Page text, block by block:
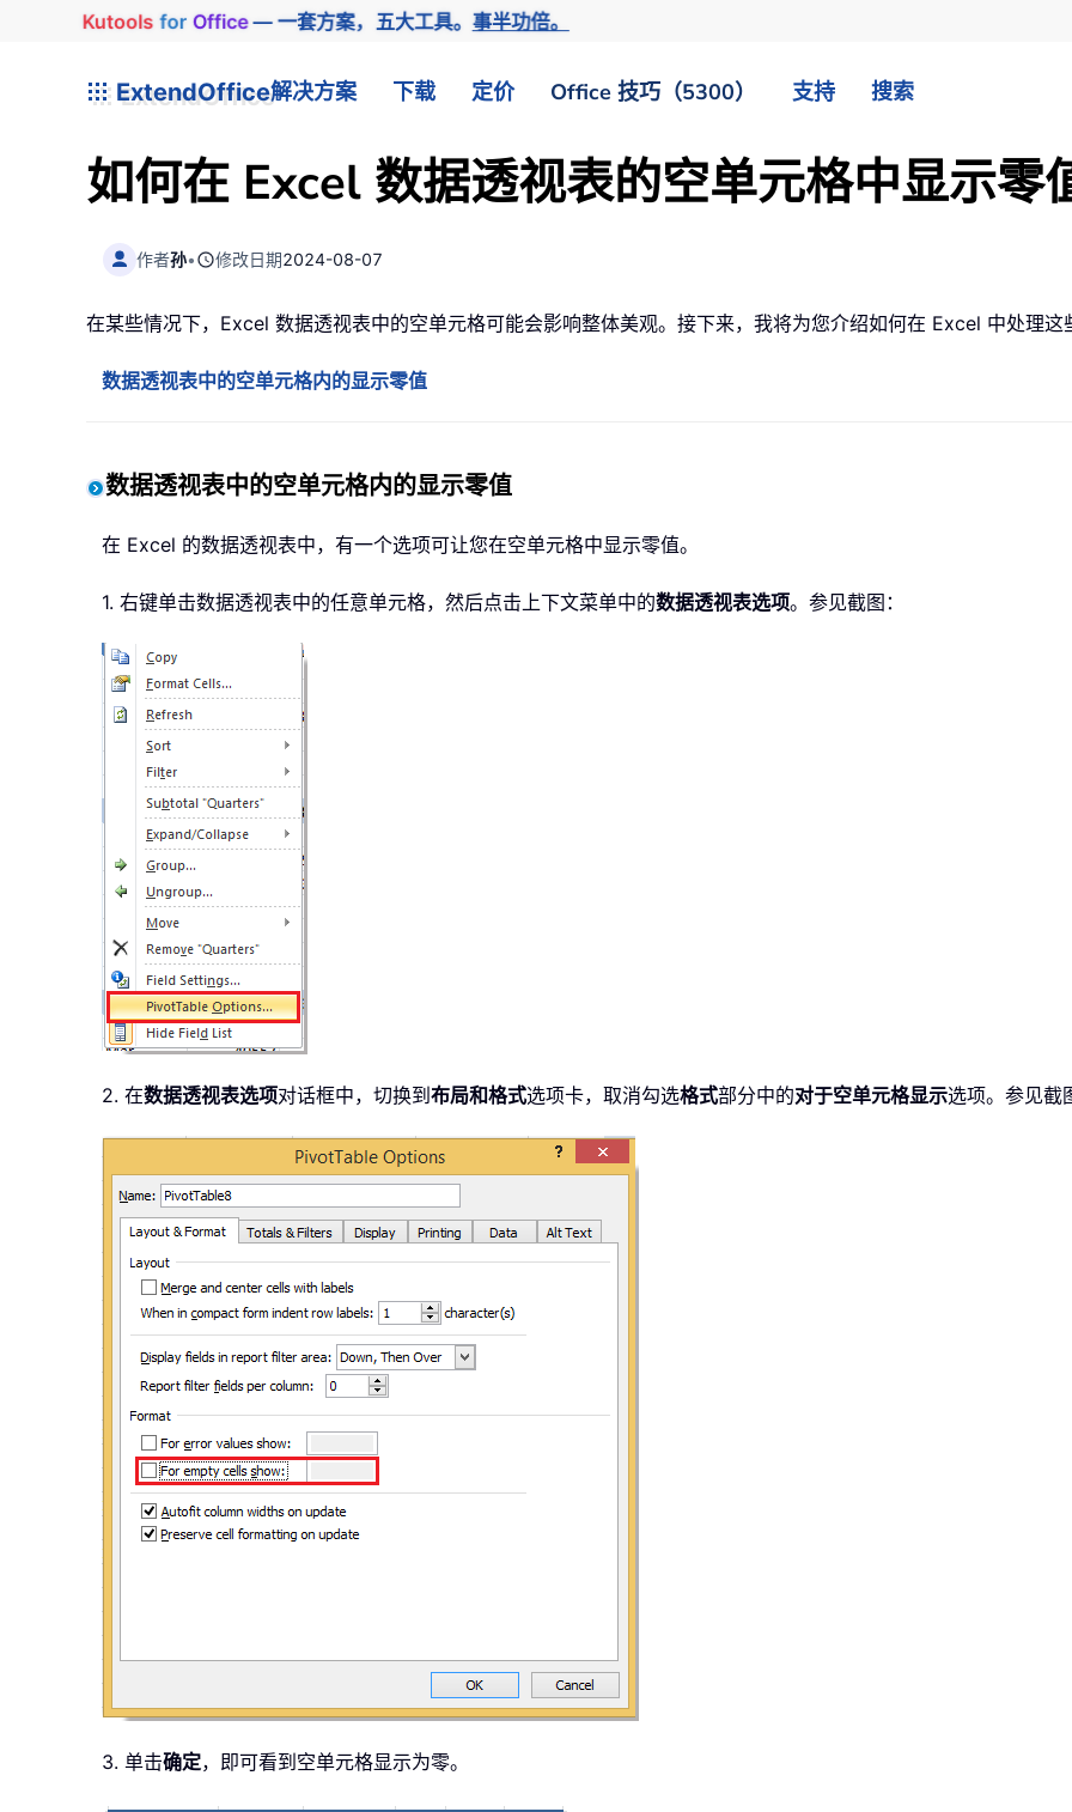
Kutools for Office— 一套方案，五大工具。事半功倍。
ExtendOffice解决方案 下载 定价 Office 技巧（5300） 支持 搜索
如何在 Excel 数据透视表的空单元格中显示零
作者孙• 修改日期2024-08-07
在某些情况下，Excel 数据透视表中的空单元格可能会影响整体美观。接下来，我将为您介绍如何在 Excel 中处理这
数据透视表中的空单元格内的显示零值
数据透视表中的空单元格内的显示零值
在 Excel 的数据透视表中，有一个选项可让您在空单元格中显示零值。
1. 右键单击数据透视表中的任意单元格，然后点击上下文菜单中的数据透视表选项。参见截图：
2. 在数据透视表选项对话框中，切换到 布局和格式选项卡，取消勾选格式部分中的对于空单元格显示选项。参见截
3. 单击确定，即可看到空单元格显示为零。